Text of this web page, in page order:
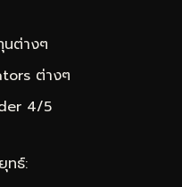
นต่างๆ
ต่างๆ
4/5
ทธ์: